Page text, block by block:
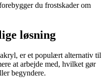
du frostskader om
løsning
er et populært alternativ til
at arbejde med, hvilket gør
begyndere.